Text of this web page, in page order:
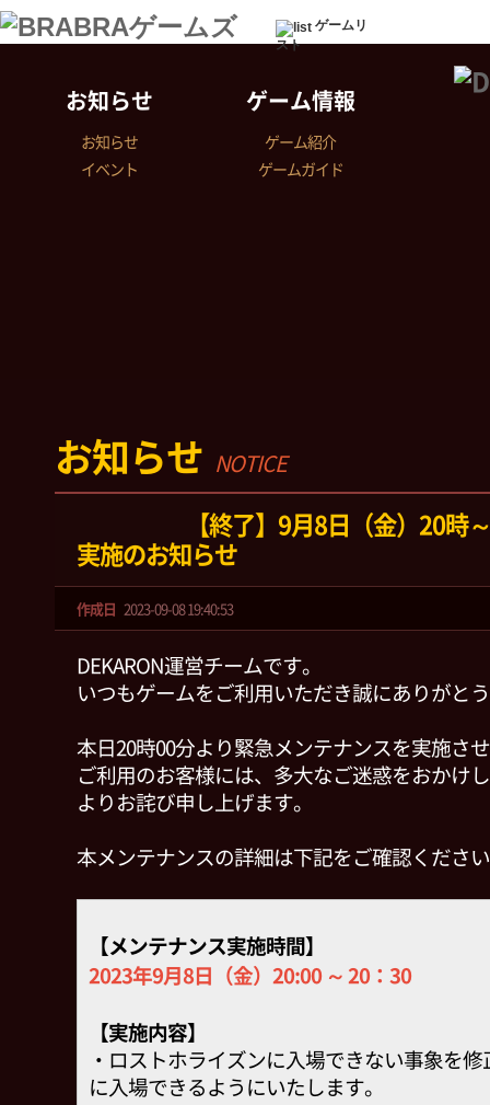
ゲームリ
スト
お知らせ
お知らせ
イベント
ゲーム情報
ゲーム紹介
ゲームガイド
お知らせ NOTICE
【終了】9月8日（金）20時
実施のお知らせ
作成日 2023-09-08 19:40:53
DEKARON運営チームです。
いつもゲームをご利用いただき誠にありがと
本日20時00分より緊急メンテナンスを実施さ
ご利用のお客様には、多大なご迷惑をおかけ
よりお詫び申し上げます。
本メンテナンスの詳細は下記をご確認くださ
【メンテナンス実施時間】
2023年9月8日（金）20:00 ～ 20：30
【実施内容】
・ロストホライズンに入場できない事象を
に入場できるようにいたします。